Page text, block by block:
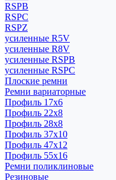
RSPB
RSPC
RSPZ
усиленные R5V
усиленные R8V
усиленные RSPB
усиленные RSPC
Плоские ремни
Ремни вариаторные
Профиль 17x6
Профиль 22x8
Профиль 28x8
Профиль 37x10
Профиль 47x12
Профиль 55x16
Ремни поликлиновые
Резиновые